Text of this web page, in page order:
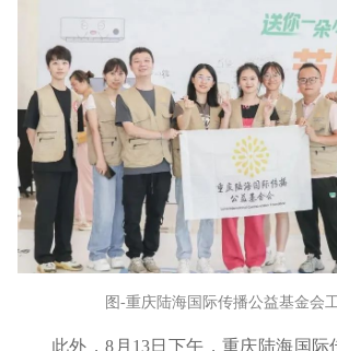
图-重庆陆海国际传播公益基金会
此外，8月13日下午，重庆陆海国际